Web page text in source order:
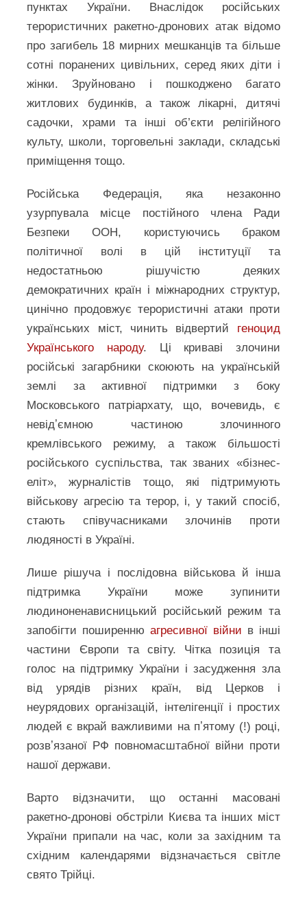
пунктах України. Внаслідок російських
терористичних ракетно-дронових атак відомо
про загибель 18 мирних мешканців та більше
сотні поранених цивільних, серед яких діти і
жінки. Зруйновано і пошкоджено багато
житлових будинків, а також лікарні, дитячі
садочки, храми та інші об’єкти релігійного
культу, школи, торговельні заклади, складські
приміщення тощо.
Російська Федерація, яка незаконно
узурпувала місце постійного члена Ради
Безпеки ООН, користуючись браком
політичної волі в цій інституції та
недостатньою рішучістю деяких
демократичних країн і міжнародних структур,
цинічно продовжує терористичні атаки проти
українських міст, чинить відвертий геноцид
Українського народу. Ці криваві злочини
російські загарбники скоюють на українській
землі за активної підтримки з боку
Московського патріархату, що, вочевидь, є
невідʼємною частиною злочинного
кремлівського режиму, а також більшості
російського суспільства, так званих «бізнес-
еліт», журналістів тощо, які підтримують
військову агресію та терор, і, у такий спосіб,
стають співучасниками злочинів проти
людяності в Україні.
Лише рішуча і послідовна військова й інша
підтримка України може зупинити
людиноненависницький російський режим та
запобігти поширеннюагресивної війни в інші
частини Європи та світу. Чітка позиція та
голос на підтримку України і засудження зла
від урядів різних країн, від Церков і
неурядових організацій, інтелігенції і простих
людей є вкрай важливими на пʼятому (!) році,
розвʼязаної РФ повномасштабної війни проти
нашої держави.
Варто відзначити, що останні масовані
ракетно-дронові обстріли Києва та інших міст
України припали на час, коли за західним та
східним календарями відзначається світле
свято Трійці.